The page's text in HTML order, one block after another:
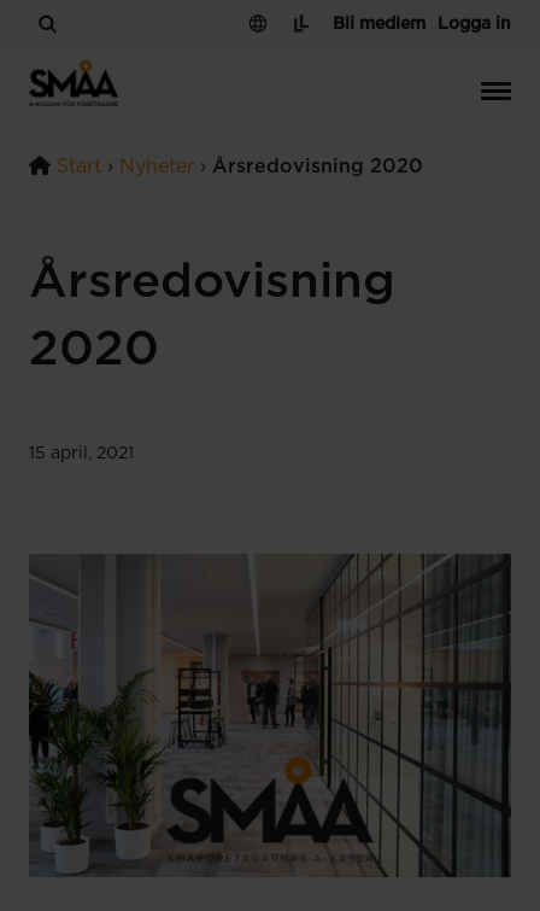
Hoppa till innehåll
Logga in
Bli medlem
Start › Nyheter › Årsredovisning 2020
Årsredovisning
2020
15 april, 2021